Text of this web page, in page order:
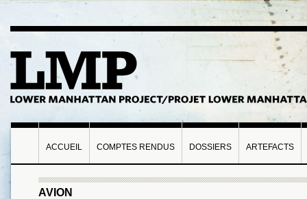
ACCUEIL COMPTES RENDUS DOSSIERS ARTEFACTS
AVION